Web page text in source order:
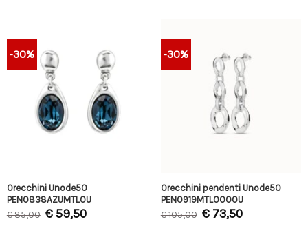
-30%
Orecchini Unode50
PEN0838AZUMTL0U
€85,00 €59,50
-30%
Orecchini pendenti Unode50
PEN0919MTL0000U
€105,00 €73,50